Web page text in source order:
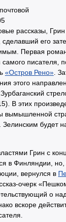
рассказы,
сделавший его
Первая
писателя,
«Остров Рено» .
этого
В этих
вымышленной
будет
Грин с
в Финляндии, но,
вернулся в
очерк
о
вскоре